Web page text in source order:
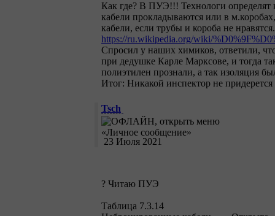
Как где? В ПУЭ!!! Технологи определят
кабели прокладываются или в
кабели, если трубы и короба не
https://ru.wikipedia.org/wiki/
Спросил у наших химиков, ответили,
при дедушке Карле Марксове, и тогда
полиэтилен прознали, а так изоляция
Итог: Никакой инспектор не
Tsch
23 Июля 2021
? Читаю ПУЭ
Таблица 7.3.14